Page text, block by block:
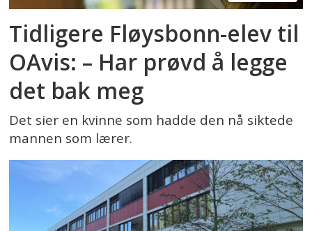
Tidligere Fløysbonn-elev til
OAvis: – Har prøvd å legge
det bak meg
Det sier en kvinne som hadde den nå siktede
mannen som lærer.